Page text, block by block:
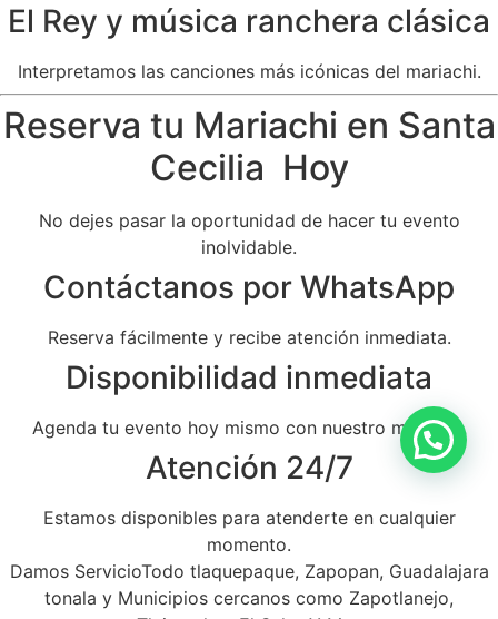
El Rey y música ranchera clásica
Interpretamos las canciones más icónicas del mariachi.
Reserva tu Mariachi en Santa
Cecilia Hoy
No dejes pasar la oportunidad de hacer tu evento
inolvidable.
Contáctanos por WhatsApp
Reserva fácilmente y recibe atención inmediata.
Disponibilidad inmediata
Agenda tu evento hoy mismo con nuestro mariachi.
Atención 24/7
Estamos disponibles para atenderte en cualquier
momento.
Damos ServicioTodo tlaquepaque, Zapopan, Guadalajara
tonala y Municipios cercanos como Zapotlanejo,